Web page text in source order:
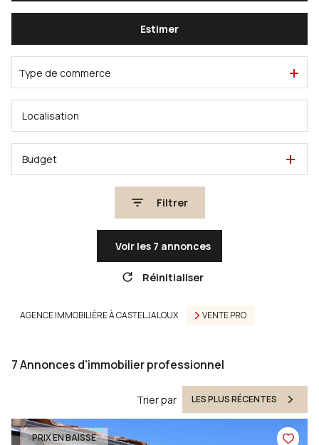
De l'immo pro
De l'immo pro
Estimer
Type de commerce
Budget
Filtrer
Voir les 7 annonces
Réinitialiser
AGENCE IMMOBILIÈRE À CASTELJALOUX VENTE PRO
7Annonces d'immobilier professionnel
Trier par LES PLUS RÉCENTES
PRIX EN BAISSE